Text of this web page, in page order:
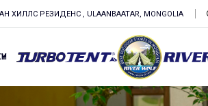
РЕЗИДЕНС , ULAANBAATAR, MONGOLIA